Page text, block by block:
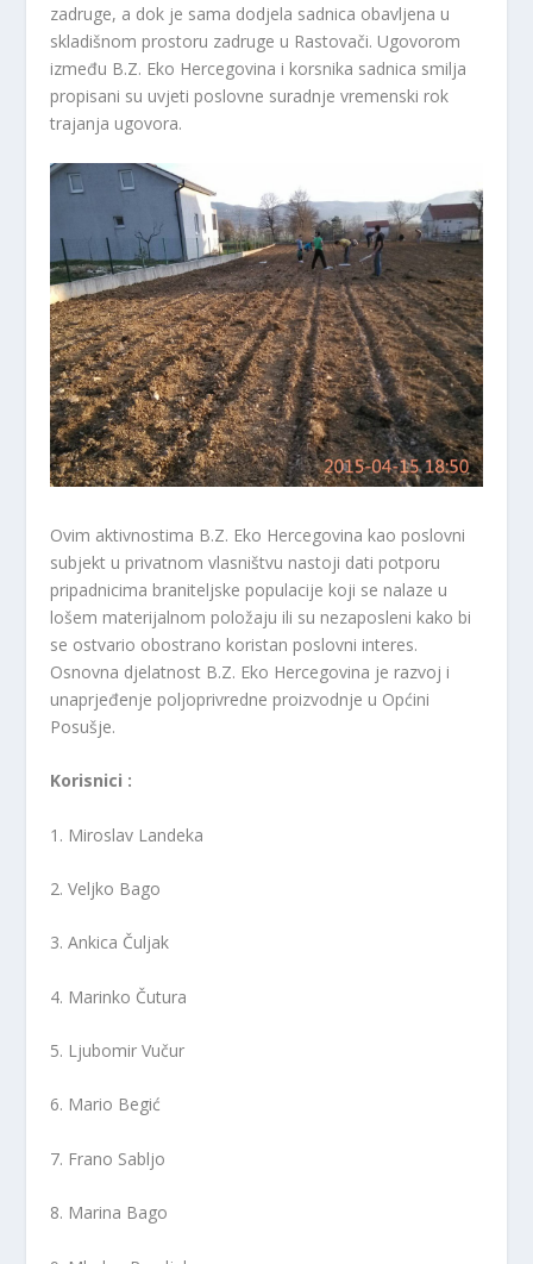
zadruge, a dok je sama dodjela sadnica obavljena u
skladišnom prostoru zadruge u Rastovači. Ugovorom
između B.Z. Eko Hercegovina i korsnika sadnica smilja
propisani su uvjeti poslovne suradnje vremenski rok
trajanja ugovora.
Ovim aktivnostima B.Z. Eko Hercegovina kao poslovni
subjekt u privatnom vlasništvu nastoji dati potporu
pripadnicima braniteljske populacije koji se nalaze u
lošem materijalnom položaju ili su nezaposleni kako bi
se ostvario obostrano koristan poslovni interes.
Osnovna djelatnost B.Z. Eko Hercegovina je razvoj i
unaprjeđenje poljoprivredne proizvodnje u Općini
Posušje.
Korisnici :
1. Miroslav Landeka
2. Veljko Bago
3. Ankica Čuljak
4. Marinko Čutura
5. Ljubomir Vučur
6. Mario Begić
7. Frano Sabljo
8. Marina Bago